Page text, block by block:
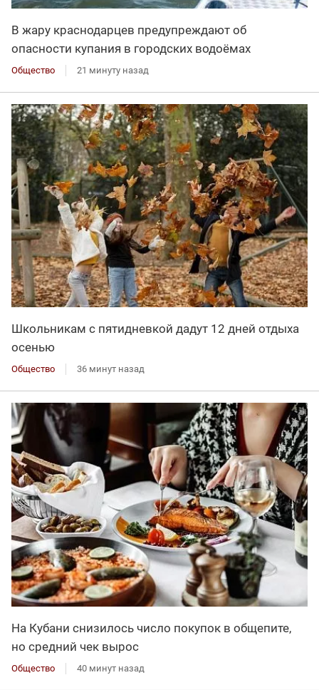
В жару краснодарцев предупреждают об
опасности купания в городских водоёмах
Общество 21 минуту назад
Школьникам с пятидневкой дадут 12 дней отдыха
осенью
Общество 36 минут назад
На Кубани снизилось число покупок в общепите,
но средний чек вырос
Общество 40 минут назад